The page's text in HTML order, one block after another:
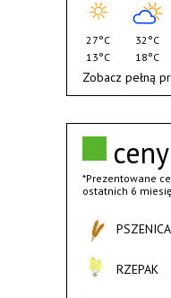
*Prezentowane
ostatnich 6
PSZENICA
RZEPAK
27°C
13°C
32°C
18°C
Zobacz pełną